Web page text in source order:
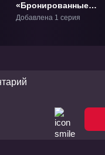
«Бронированные
воины Вотомы:
Добавлена 1 серия